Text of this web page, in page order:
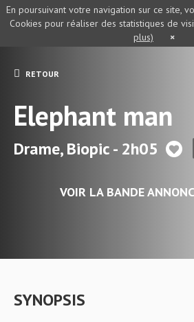
RETOUR
Elephant man
Drame, Biopic - 2h05
VOIR LA BANDE
SYNOPSIS
En poursuivant votre navigation sur ce site,
Cookies pour réaliser des statistiques de
plus)
×